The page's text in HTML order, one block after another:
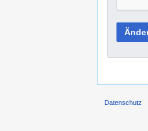
Datenschutz